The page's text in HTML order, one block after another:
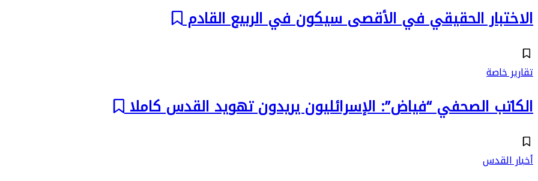
الاختبار الحقيقي في الأقصى سيكون في الربيع القادم
تقارير خاصة
الكاتب الصحفي “فياض”: الإسرائليون يريدون تهويد القدس كاملا
أخبار القدس